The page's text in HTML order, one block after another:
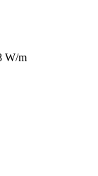
W/m